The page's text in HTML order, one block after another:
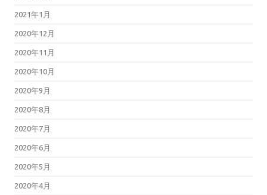
2021年1月
2020年12月
2020年11月
2020年10月
2020年9月
2020年8月
2020年7月
2020年6月
2020年5月
2020年4月